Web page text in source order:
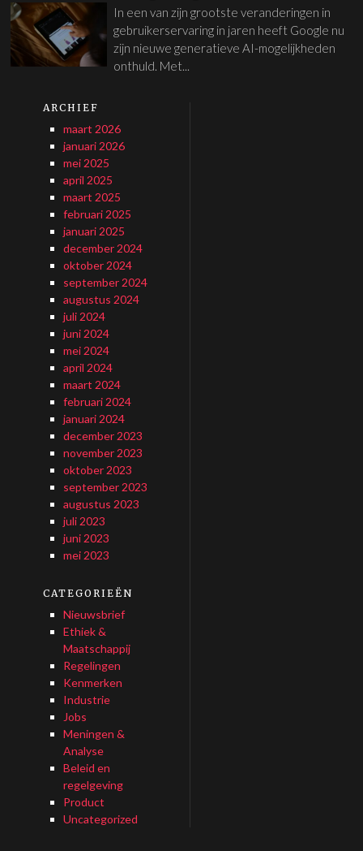
In een van zijn grootste veranderingen in
gebruikerservaring in jaren heeft Google nu
zijn nieuwe generatieve AI-mogelijkheden
onthuld. Met...
ARCHIEF
maart 2026
januari 2026
mei 2025
april 2025
maart 2025
februari 2025
januari 2025
december 2024
oktober 2024
september 2024
augustus 2024
juli 2024
juni 2024
mei 2024
april 2024
maart 2024
februari 2024
januari 2024
december 2023
november 2023
oktober 2023
september 2023
augustus 2023
juli 2023
juni 2023
mei 2023
CATEGORIEËN
Nieuwsbrief
Ethiek &
Maatschappij
Regelingen
Kenmerken
Industrie
Jobs
Meningen &
Analyse
Beleid en
regelgeving
Product
Uncategorized